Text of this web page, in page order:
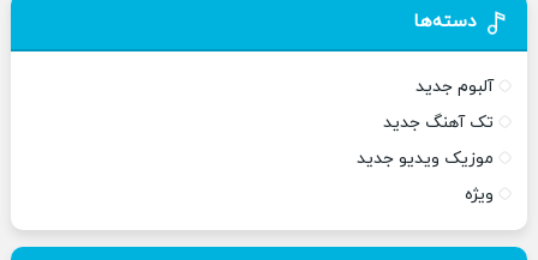
دسته‌ها
آلبوم جدید
تک آهنگ جدید
موزیک ویدیو جدید
ویژه